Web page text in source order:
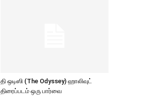
தி ஒடிஸி (The Odyssey) ஹாலிவுட்
திரைப்படம் ஒரு பார்வை